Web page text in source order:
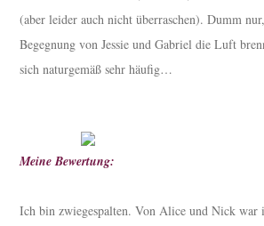
(aber leider auch nicht überraschen). Dumm
Begegnung von Jessie und Gabriel die Luft
sich naturgemäß sehr häufig…
Meine Bewertung:
Ich bin zwiegespalten. Von Alice und Nick war